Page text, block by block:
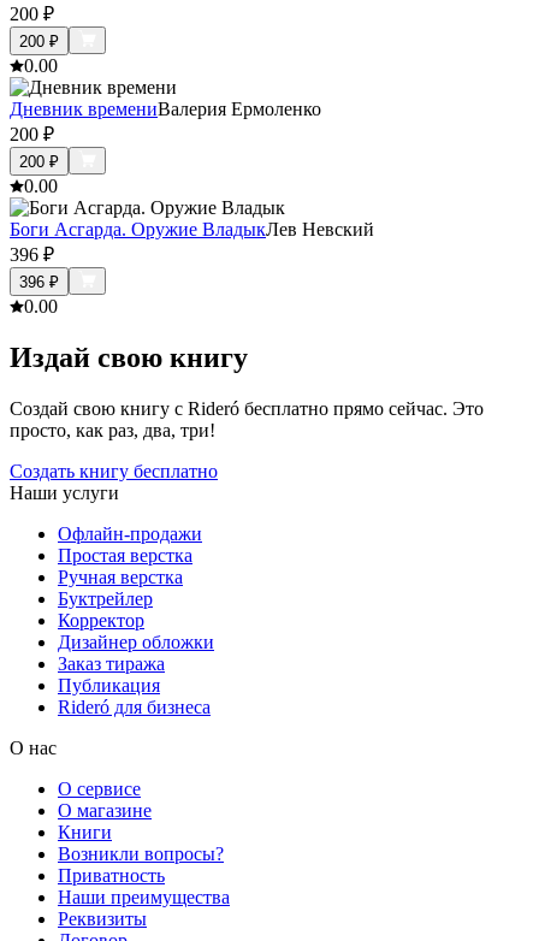
200 ₽
200 ₽
0.00
Дневник времениВалерия Ермоленко
200 ₽
200 ₽
0.00
Боги Асгарда. Оружие ВладыкЛев Невский
396 ₽
396 ₽
0.00
Издай свою книгу
Создай свою книгу с Rideró бесплатно прямо сейчас. Это
просто, как раз, два, три!
Создать книгу бесплатно
Наши услуги
Офлайн-продажи
Простая верстка
Ручная верстка
Буктрейлер
Корректор
Дизайнер обложки
Заказ тиража
Публикация
Rideró для бизнеса
О нас
О сервисе
О магазине
Книги
Возникли вопросы?
Приватность
Наши преимущества
Реквизиты